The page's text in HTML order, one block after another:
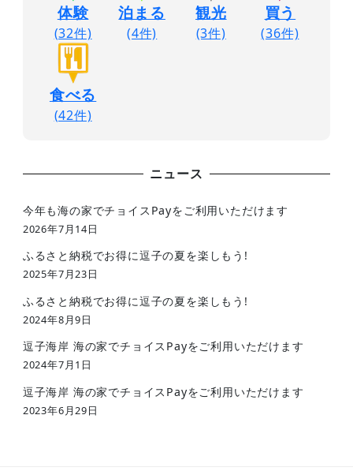
体験
(32件)
泊まる
(4件)
観光
(3件)
買う
(36件)
食べる
(42件)
ニュース
今年も海の家でチョイスPayをご利用いただけます
2026年7月14日
ふるさと納税でお得に逗子の夏を楽しもう!
2025年7月23日
ふるさと納税でお得に逗子の夏を楽しもう!
2024年8月9日
逗子海岸 海の家でチョイスPayをご利用いただけます
2024年7月1日
逗子海岸 海の家でチョイスPayをご利用いただけます
2023年6月29日